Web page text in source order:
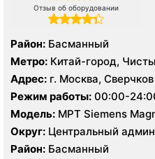
Отзыв об оборудовании
Район: Басманный
Метро: Китай-город,
Адрес: г. Москва,
Режим работы: 00:00-
Модель: МРТ Siemens
Toshiba Aquilion PRIME 160
Округ: Центральный
Район: Басманный